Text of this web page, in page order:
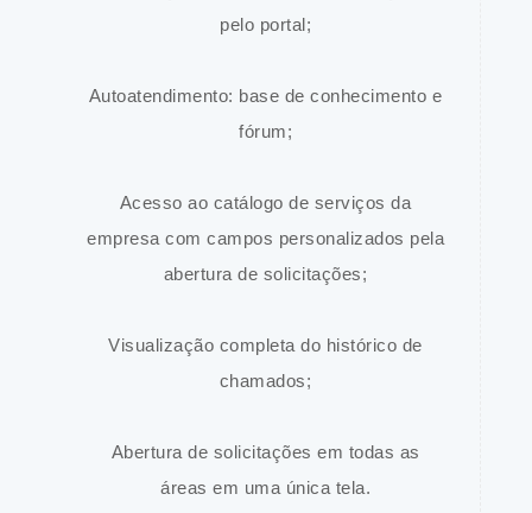
pelo portal;
Autoatendimento: base de conhecimento e
fórum;
Acesso ao catálogo de serviços da
empresa com campos personalizados pela
abertura de solicitações;
Visualização completa do histórico de
chamados;
Abertura de solicitações em todas as
áreas em uma única tela.